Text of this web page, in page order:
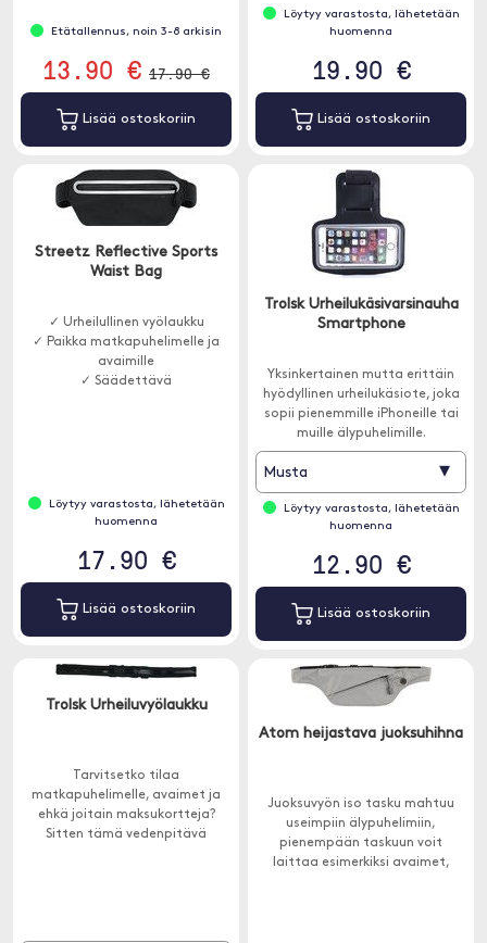
Etätallennus, noin 3-8 arkisin
13.90 € 17.90 €
Lisää ostoskoriin
Löytyy varastosta, lähetetään
huomenna
19.90 €
Lisää ostoskoriin
Streetz Reflective Sports
Waist Bag
✓ Urheilullinen vyölaukku
✓ Paikka matkapuhelimelle ja
avaimille
✓ Säädettävä
Löytyy varastosta, lähetetään
huomenna
17.90 €
Lisää ostoskoriin
Trolsk Urheilukäsivarsinauha
Smartphone
Yksinkertainen mutta erittäin
hyödyllinen urheilukäsiote, joka
sopii pienemmille iPhoneille tai
muille älypuhelimille.
Musta ▾
Löytyy varastosta, lähetetään
huomenna
12.90 €
Lisää ostoskoriin
Trolsk Urheiluvyölaukku
Tarvitsetko tilaa
matkapuhelimelle, avaimet ja
ehkä joitain maksukortteja?
Sitten tämä vedenpitävä
Atom heijastava juoksuhihna
Juoksuvyön iso tasku mahtuu
useimpiin älypuhelimiin,
pienempään taskuun voit
laittaa esimerkiksi avaimet,